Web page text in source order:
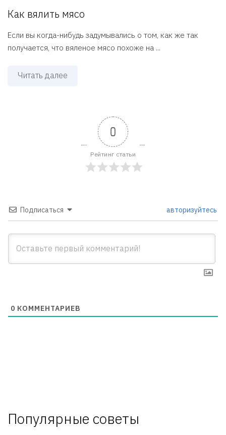
Как вялить мясо
Если вы когда-нибудь задумывались о том, как же так
получается, что вяленое мясо похоже на ...
Читать далее
0
Рейтинг статьи
Подписаться авторизуйтесь
0 КОММЕНТАРИЕВ
Популярные советы